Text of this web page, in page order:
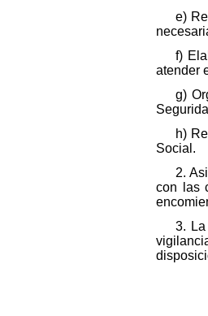
e)
f)
atender
g)
h)
Social.
2.
con las
3.